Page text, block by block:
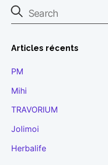
Articles récents
PM
Mihi
TRAVORIUM
Jolimoi
Herbalife